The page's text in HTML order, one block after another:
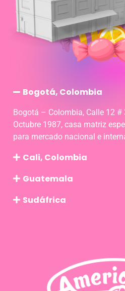
Bogotá, Colombia
Bogotá – Colombia, Calle 12 #
Octubre 1987, casa matriz
para mercado nacional e
Cali, Colombia
Guatemala
Sudáfrica